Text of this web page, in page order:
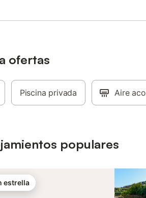
disponibles bajo
grupos de
ofertas
Piscina privada Aire
populares
estrella